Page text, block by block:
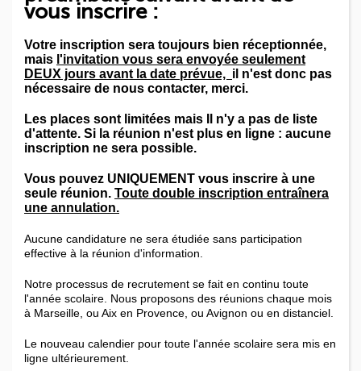
ACCORD COLLÉGIAL
Accord Collégial
Refus
CONCOURS
Formation et préparation aux concours
Quel concours pour quelle discipline ?
Souhaits d'affectation 2nd degré CAER en vue d'une 1ère nomination
Souhaits d'affectation 2nd degré CAFEP Bac+5
Souhaits d'affectation 1er degré - CRPE Bac+3
Master 1 MEEF - Demande de stage SOPA
SUPPLÉANCES
Suppléances
TUTORAT : Mission du tuteur
TUTORAT : Candidater à la fonction de tuteur
vous inscrire :
Votre inscription sera toujours bien réceptionnée,
mais l'invitation vous sera envoyée seulement
DEUX jours avant la date prévue, il n'est donc pas
nécessaire de nous contacter, merci.
Les places sont limitées mais Il n'y a pas de liste
d'attente. Si la réunion n'est plus en ligne : aucune
inscription ne sera possible.
Vous pouvez UNIQUEMENT vous inscrire à une
seule réunion. Toute double inscription entraînera
une annulation.
Aucune candidature ne sera étudiée sans participation
effective à la réunion d'information.
Notre processus de recrutement se fait en continu toute
l'année scolaire. Nous proposons des réunions chaque mois
à Marseille, ou Aix en Provence, ou Avignon ou en distanciel.
Le nouveau calendier pour toute l'année scolaire sera mis en
ligne ultérieurement.